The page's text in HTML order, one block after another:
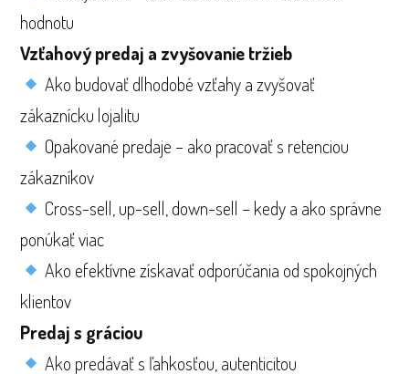
hodnotu
Vzťahový predaj a zvyšovanie tržieb
Ako budovať dlhodobé vzťahy a zvyšovať
zákaznícku lojalitu
Opakované predaje – ako pracovať s retenciou
zákazníkov
Cross-sell, up-sell, down-sell – kedy a ako správne
ponúkať viac
Ako efektívne získavať odporúčania od spokojných
klientov
Predaj s gráciou
Ako predávať s ľahkosťou, autenticitou